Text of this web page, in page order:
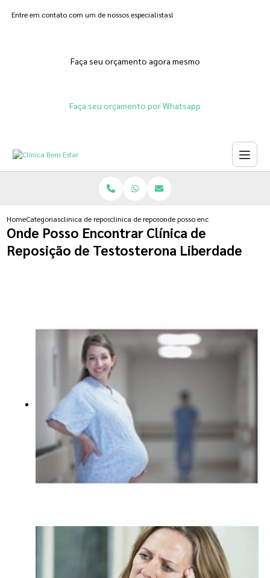
Entre em contato com um de nossos especialistas!
Faça seu orçamento agora mesmo
Faça seu orçamento por Whatsapp
HomeCategoriasclinica de reposicao hormonalclinica de reposicao hormonal na menopausa
onde posso encontrar clinica de
Onde Posso Encontrar Clínica de
Reposição de Testosterona Liberdade